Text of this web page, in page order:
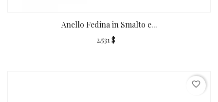
Anello Fedina in Smalto e...
2.531 $
favorite_border